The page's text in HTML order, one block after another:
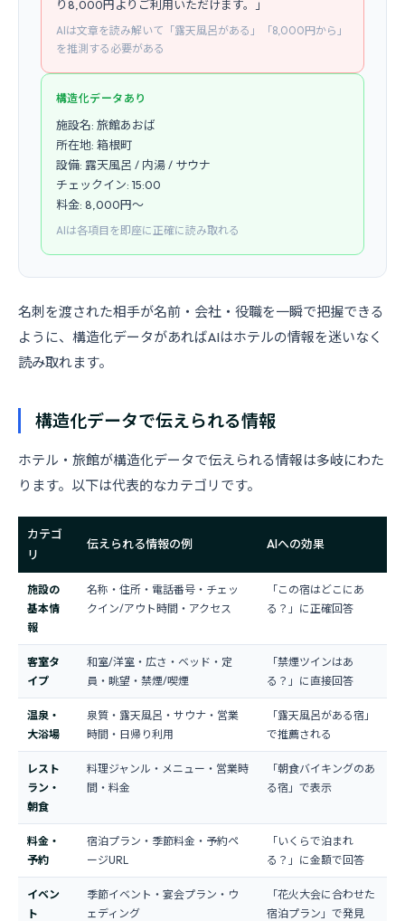
り8,000円よりご利用いただけます。」
AIは文章を読み解いて「露天風呂がある」「8,000円から」
を推測する必要がある
構造化データあり
施設名: 旅館あおば
所在地: 箱根町
設備: 露天風呂 / 内湯 / サウナ
チェックイン: 15:00
料金: 8,000円〜
AIは各項目を即座に正確に読み取れる
名刺を渡された相手が名前・会社・役職を一瞬で把握できる
ように、構造化データがあればAIはホテルの情報を迷いなく
読み取れます。
構造化データで伝えられる情報
ホテル・旅館が構造化データで伝えられる情報は多岐にわた
ります。以下は代表的なカテゴリです。
カテゴ
リ
伝えられる情報の例 AIへの効果
施設の
基本情
報
名称・住所・電話番号・チェッ
クイン/アウト時間・アクセス
「この宿はどこにあ
る？」に正確回答
客室タ
イプ
和室/洋室・広さ・ベッド・定
員・眺望・禁煙/喫煙
「禁煙ツインはあ
る？」に直接回答
温泉・
大浴場
泉質・露天風呂・サウナ・営業
時間・日帰り利用
「露天風呂がある宿」
で推薦される
レスト
ラン・
朝食
料理ジャンル・メニュー・営業時
間・料金
「朝食バイキングのあ
る宿」で表示
料金・
予約
宿泊プラン・季節料金・予約ペ
ージURL
「いくらで泊まれ
る？」に金額で回答
イベン
ト
季節イベント・宴会プラン・ウ
ェディング
「花火大会に合わせた
宿泊プラン」で発見